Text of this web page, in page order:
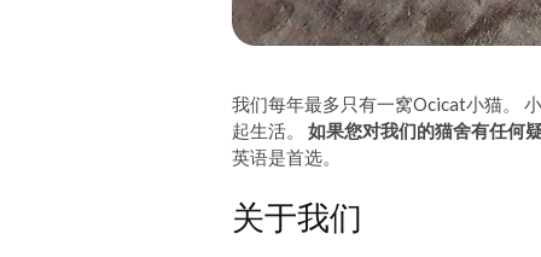
我们每年最多只有一窝Ocicat小猫。
起生活。 如果您对我们的猫舍有任何
英语是首选。
关于我们